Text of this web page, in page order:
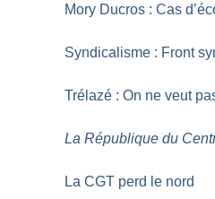
Mory Ducros : Cas
Syndicalisme : Front
Trélazé : On ne veut
La République du
La CGT perd le nord